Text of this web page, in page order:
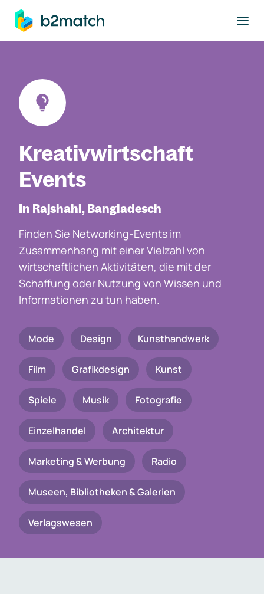
springen
Kreativwirtschaft
Events
In Rajshahi, Bangladesch
Finden Sie Networking-Events im
Zusammenhang mit einer Vielzahl von
wirtschaftlichen Aktivitäten, die mit der
Schaffung oder Nutzung von Wissen und
Informationen zu tun haben.
Mode Design Kunsthandwerk
Film Grafikdesign Kunst
Spiele Musik Fotografie
Einzelhandel Architektur
Marketing & Werbung Radio
Museen, Bibliotheken & Galerien
Verlagswesen